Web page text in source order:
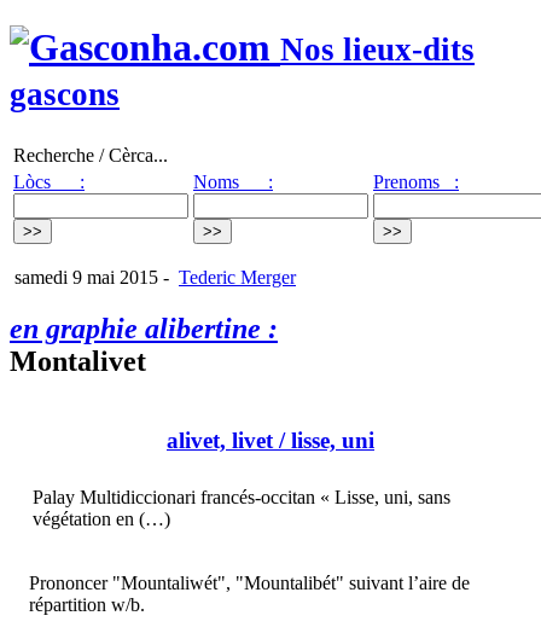
Nos lieux-dits
gascons
Recherche / Cèrca...
Lòcs :
Noms : Prenoms :
samedi 9 mai 2015 - Tederic Merger
en graphie alibertine :
Montalivet
alivet, livet/ lisse, uni
Palay Multidiccionari francés-occitan « Lisse, uni, sans
végétation en (…)
Prononcer "Mountaliwét", "Mountalibét" suivant l’aire de
répartition w/b.